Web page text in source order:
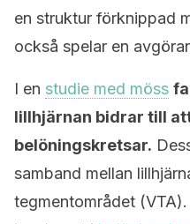
en struktur förknippad
också spelar en
I en studie med möss
lillhjärnan bidrar till
belöningskretsar.
samband mellan
tegmentområdet